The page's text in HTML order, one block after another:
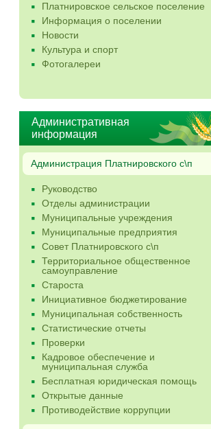
Платнировское сельское поселение
Информация о поселении
Новости
Культура и спорт
Фотогалереи
Административная
информация
Администрация Платнировского с\п
Руководство
Отделы администрации
Муниципальные учреждения
Муниципальные предприятия
Совет Платнировского с\п
Территориальное общественное
самоуправление
Староста
Инициативное бюджетирование
Муниципальная собственность
Статистические отчеты
Проверки
Кадровое обеспечение и
муниципальная служба
Бесплатная юридическая помощь
Открытые данные
Противодействие коррупции